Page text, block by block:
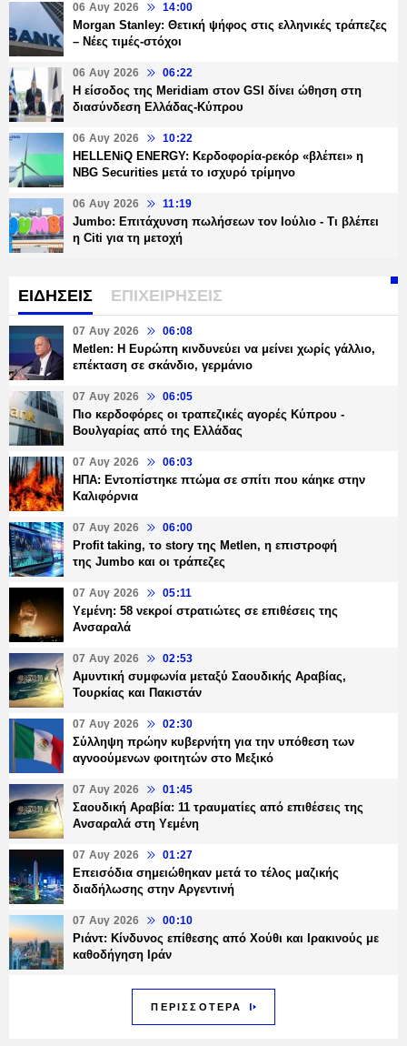
06 Αυγ 2026 14:00
Morgan Stanley: Θετική ψήφος στις ελληνικές τράπεζες
– Νέες τιμές-στόχοι
06 Αυγ 2026 06:22
Η είσοδος της Meridiam στον GSI δίνει ώθηση στη
διασύνδεση Ελλάδας-Κύπρου
06 Αυγ 2026 10:22
HELLENiQ ENERGY: Κερδοφορία-ρεκόρ «βλέπει» η
NBG Securities μετά το ισχυρό τρίμηνο
06 Αυγ 2026 11:19
Jumbo: Επιτάχυνση πωλήσεων τον Ιούλιο - Τι βλέπει
η Citi για τη μετοχή
ΕΙΔΗΣΕΙΣ ΕΠΙΧΕΙΡΗΣΕΙΣ
07 Αυγ 2026 06:08
Metlen: Η Ευρώπη κινδυνεύει να μείνει χωρίς γάλλιο,
επέκταση σε σκάνδιο, γερμάνιο
07 Αυγ 2026 06:05
Πιο κερδοφόρες οι τραπεζικές αγορές Κύπρου -
Βουλγαρίας από της Ελλάδας
07 Αυγ 2026 06:03
ΗΠΑ: Εντοπίστηκε πτώμα σε σπίτι που κάηκε στην
Καλιφόρνια
07 Αυγ 2026 06:00
Profit taking, το story της Metlen, η επιστροφή
της Jumbo και οι τράπεζες
07 Αυγ 2026 05:11
Υεμένη: 58 νεκροί στρατιώτες σε επιθέσεις της
Ανσαραλά
07 Αυγ 2026 02:53
Αμυντική συμφωνία μεταξύ Σαουδικής Αραβίας,
Τουρκίας και Πακιστάν
07 Αυγ 2026 02:30
Σύλληψη πρώην κυβερνήτη για την υπόθεση των
αγνοούμενων φοιτητών στο Μεξικό
07 Αυγ 2026 01:45
Σαουδική Αραβία: 11 τραυματίες από επιθέσεις της
Ανσαραλά στη Υεμένη
07 Αυγ 2026 01:27
Επεισόδια σημειώθηκαν μετά το τέλος μαζικής
διαδήλωσης στην Αργεντινή
07 Αυγ 2026 00:10
Ριάντ: Κίνδυνος επίθεσης από Χούθι και Ιρακινούς με
καθοδήγηση Ιράν
ΠΕΡΙΣΣΟΤΕΡΑ